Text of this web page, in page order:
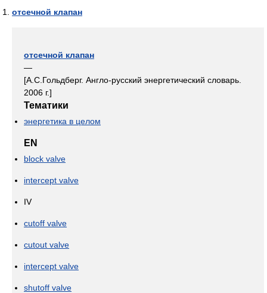
отсечной клапан
отсечной клапан
—
[А.С.Гольдберг. Англо-русский энергетический словарь.
2006 г.]
Тематики
энергетика в целом
EN
block valve
intercept valve
IV
cutoff valve
cutout valve
intercept valve
shutoff valve